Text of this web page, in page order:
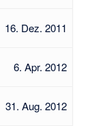
16. Dez. 2011
6. Apr. 2012
31. Aug. 2012